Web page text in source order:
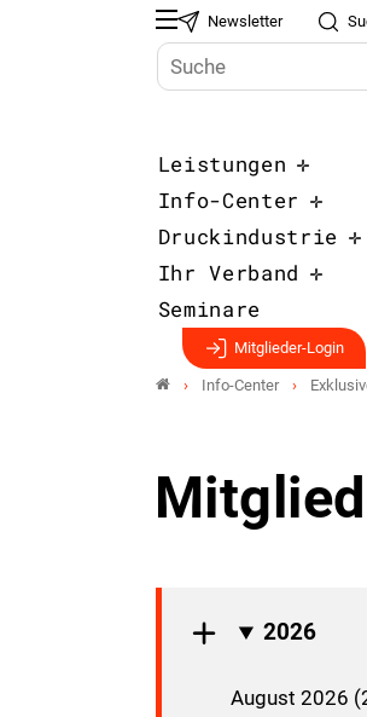
Newsletter
Leistungen
Info-Center
Druckindustrie
Ihr Verband
Seminare
Mitglieder-Login
Info-Center
2026
August 2026